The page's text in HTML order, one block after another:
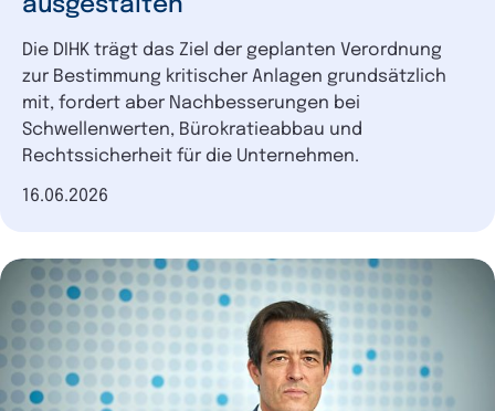
ausgestalten
Die DIHK trägt das Ziel der geplanten Verordnung
zur Bestimmung kritischer Anlagen grundsätzlich
mit, fordert aber Nachbesserungen bei
Schwellenwerten, Bürokratieabbau und
Rechtssicherheit für die Unternehmen.
Datum der Veröffentlichung
16.06.2026